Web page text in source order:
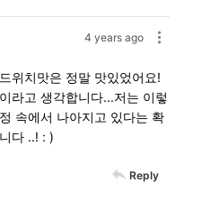
4 years ago
위치맛은 정말 맛있었어요!
라고 생각합니다...저는 이렇
속에서 나아지고 있다는 확
다 ..! : )
Reply